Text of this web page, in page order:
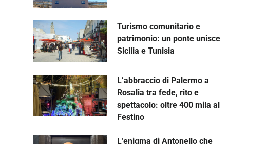
Turismo comunitario e
patrimonio: un ponte unisce
Sicilia e Tunisia
L’abbraccio di Palermo a
Rosalia tra fede, rito e
spettacolo: oltre 400 mila al
Festino
L’enigma di Antonello che